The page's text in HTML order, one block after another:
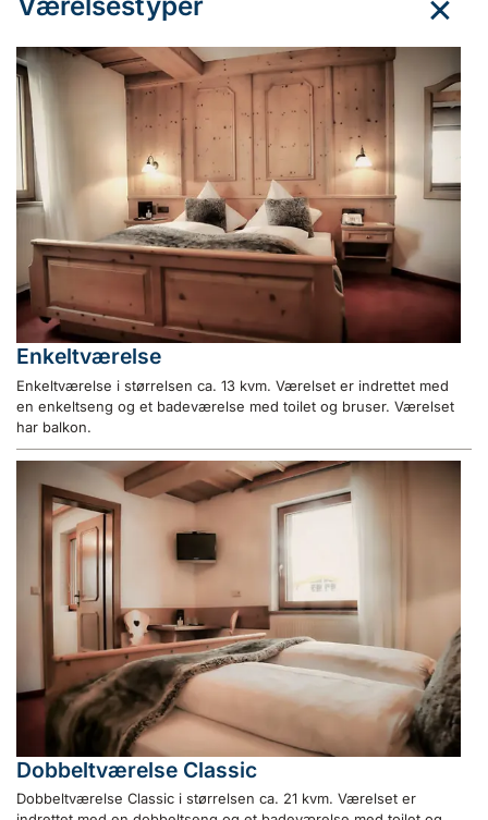
Værelsestyper
Enkeltværelse
Enkeltværelse i størrelsen ca. 13 kvm. Værelset er indrettet med
en enkeltseng og et badeværelse med toilet og bruser. Værelset
har balkon.
Dobbeltværelse Classic
Dobbeltværelse Classic i størrelsen ca. 21 kvm. Værelset er